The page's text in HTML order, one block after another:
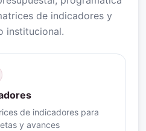
de indicadores y
institucional.
de indicadores para
y avances